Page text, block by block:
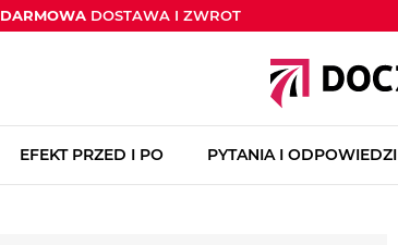
DARMOWA DOSTAWA I ZWROT
EFEKT PRZED I PO PYTANIA I ODPOWIEDZI